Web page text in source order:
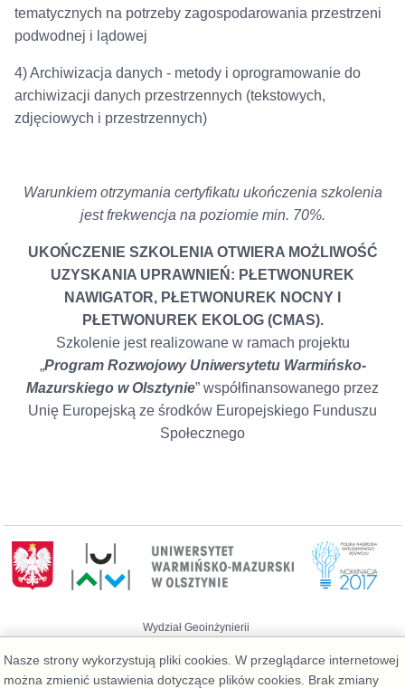
tematycznych na potrzeby zagospodarowania przestrzeni
podwodnej i lądowej
4) Archiwizacja danych - metody i oprogramowanie do
archiwizacji danych przestrzennych (tekstowych,
zdjęciowych i przestrzennych)
Warunkiem otrzymania certyfikatu ukończenia szkolenia
jest frekwencja na poziomie min. 70%.
UKOŃCZENIE SZKOLENIA OTWIERA MOŻLIWOŚĆ
UZYSKANIA UPRAWNIEŃ: PŁETWONUREK
NAWIGATOR, PŁETWONUREK NOCNY I
PŁETWONUREK EKOLOG (CMAS).
Szkolenie jest realizowane w ramach projektu
„Program Rozwojowy Uniwersytetu Warmińsko-
Mazurskiego w Olsztynie” współfinansowanego przez
Unię Europejską ze środków Europejskiego Funduszu
Społecznego
Wydział Geoinżynierii
admin@geo.kortowo.pl, Informacja o plikach
cookies
Nasze strony wykorzystują pliki cookies. W przeglądarce internetowej
można zmienić ustawienia dotyczące plików cookies. Brak zmiany